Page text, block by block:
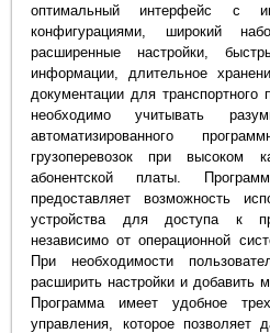
оптимальный интерфейс с
конфигурациями, широкий
расширенные настройки,
информации, длительное
документации для
необходимо учитывать
автоматизированного
грузоперевозок при высоком
абонентской платы.
предоставляет возможность
устройства для доступа к
независимо от операционной
При необходимости
расширить настройки и добавить
Программа имеет удобное
управления, которое позволяет